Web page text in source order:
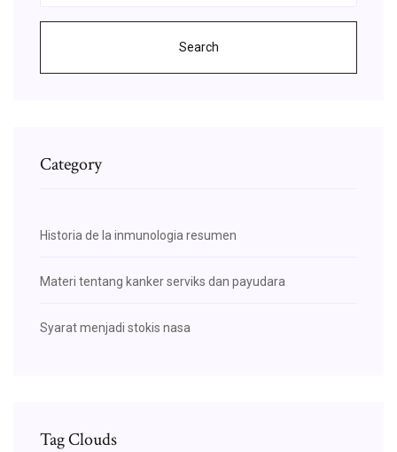
Search
Category
Historia de la inmunologia resumen
Materi tentang kanker serviks dan payudara
Syarat menjadi stokis nasa
Tag Clouds